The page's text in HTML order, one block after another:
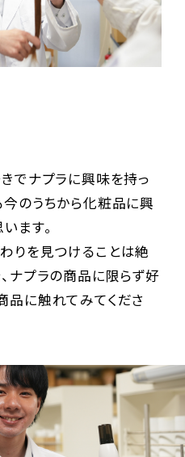
でナプラに興味を持っ
のうちから化粧品に興
ます。
りを見つけることは絶
ナプラの商品に限らず好
品に触れてみてくださ